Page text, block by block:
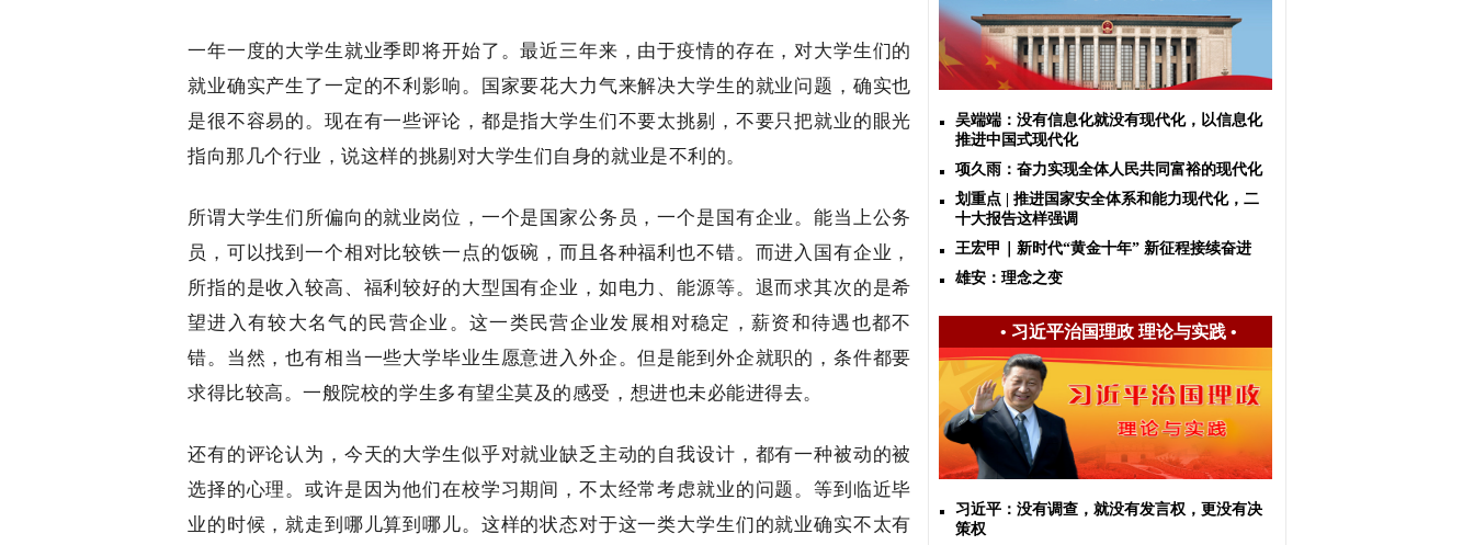
一年一度的大学生就业季即将开始了。最近三年来，由于疫情的存在，对大学生们的
就业确实产生了一定的不利影响。国家要花大力气来解决大学生的就业问题，确实也
是很不容易的。现在有一些评论，都是指大学生们不要太挑剔，不要只把就业的眼光
指向那几个行业，说这样的挑剔对大学生们自身的就业是不利的。
所谓大学生们所偏向的就业岗位，一个是国家公务员，一个是国有企业。能当上公务
员，可以找到一个相对比较铁一点的饭碗，而且各种福利也不错。而进入国有企业，
所指的是收入较高、福利较好的大型国有企业，如电力、能源等。退而求其次的是希
望进入有较大名气的民营企业。这一类民营企业发展相对稳定，薪资和待遇也都不
错。当然，也有相当一些大学毕业生愿意进入外企。但是能到外企就职的，条件都要
求得比较高。一般院校的学生多有望尘莫及的感受，想进也未必能进得去。
还有的评论认为，今天的大学生似乎对就业缺乏主动的自我设计，都有一种被动的被
选择的心理。或许是因为他们在校学习期间，不太经常考虑就业的问题。等到临近毕
业的时候，就走到哪儿算到哪儿。这样的状态对于这一类大学生们的就业确实不太有
吴端端：没有信息化就没有现代化，以信息化
推进中国式现代化
项久雨：奋力实现全体人民共同富裕的现代化
划重点 | 推进国家安全体系和能力现代化，二
十大报告这样强调
王宏甲｜新时代“黄金十年” 新征程接续奋进
雄安：理念之变
• 习近平治国理政 理论与实践•
习近平：没有调查，就没有发言权，更没有决
策权